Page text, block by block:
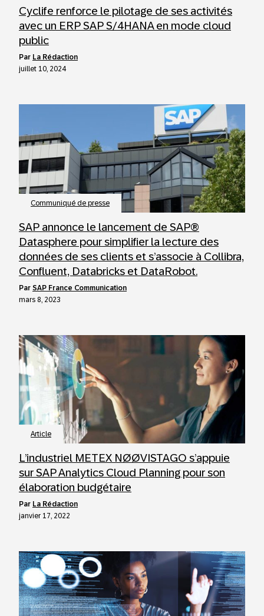
Cyclife renforce le pilotage de ses activités
avec un ERP SAP S/4HANA en mode cloud
public
par La Rédaction
juillet 10, 2024
Communiqué de presse
SAP annonce le lancement de SAP®
Datasphere pour simplifier la lecture des
données de ses clients et s’associe à Collibra,
Confluent, Databricks et DataRobot.
par SAP France Communication
mars 8, 2023
Article
L’industriel METEX NØØVISTAGO s’appuie
sur SAP Analytics Cloud Planning pour son
élaboration budgétaire
par La Rédaction
janvier 17, 2022